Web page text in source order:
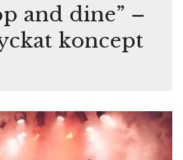
and dine” –
koncept